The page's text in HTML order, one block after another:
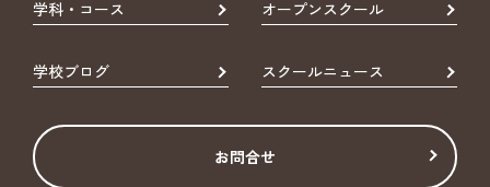
学科・コース オープンスクール
学校ブログ スクールニュース
お問合せ